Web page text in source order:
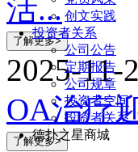
创文实践
投资者关系
公司公告
定期报告
公司规章
投资者空间
投资者关系
德扑之星商城
活...
2025-11-
OA治疗